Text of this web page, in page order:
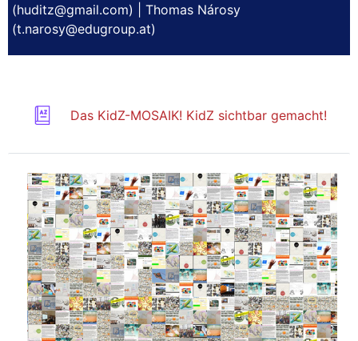
(huditz@gmail.com) | Thomas Nárosy
(t.narosy@edugroup.at)
Das KidZ-MOSAIK! KidZ sichtbar gemacht!